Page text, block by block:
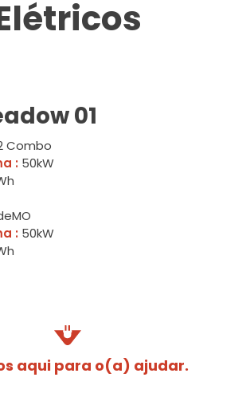
01
Combo
: 50kW
: 50kW
aqui para o(a) ajudar.